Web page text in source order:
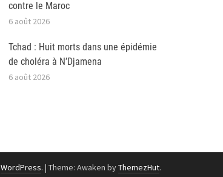
contre le Maroc
6 août 2026
Tchad : Huit morts dans une épidémie
de choléra à N’Djamena
6 août 2026
WordPress. | Theme: Awaken byThemezHut.